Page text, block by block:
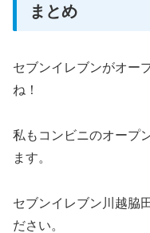
まとめ
セブンイレブンがオー
ね！
私もコンビニのオープ
ます。
セブンイレブン川越脇
ださい。